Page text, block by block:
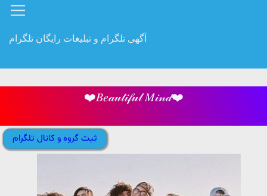
آگهی تلگرام و تبلیغات رایگان تلگرام
❤️𝐵𝑒𝒶𝓊𝓉𝒾𝒻𝓊𝓁 𝑀𝒾𝓃𝒹❤️
ثبت گروه و کانال تلگرام